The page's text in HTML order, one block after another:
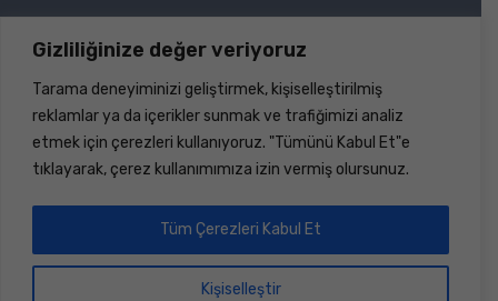
Gizliliğinize değer veriyoruz
Tarama deneyiminizi geliştirmek, kişiselleştirilmiş
reklamlar ya da içerikler sunmak ve trafiğimizi analiz
etmek için çerezleri kullanıyoruz. "Tümünü Kabul Et"e
tıklayarak, çerez kullanımımıza izin vermiş olursunuz.
Kişiselleştir
Tüm Çerezleri Kabul Et
Sayfalar
S.S.S.
İletişim
Ürünler
Haberler
Hakkımızda
Dökümanlar
Hesap